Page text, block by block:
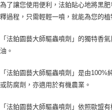
為了讓您使用便利，法鉑貼心地將黑
釋過程，只需輕輕一噴，就能為您的植
「法鉑園藝大師驅蟲噴劑」的獨特香
油。
「法鉑園藝大師驅蟲噴劑」是由
或防腐劑，亦適用於有機農業。
「法鉑園藝大師驅蟲噴劑」依照歐盟